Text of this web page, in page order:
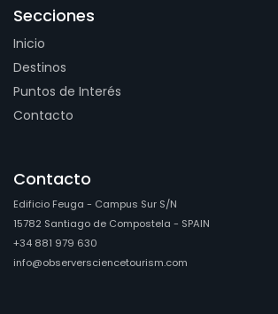
Secciones
Inicio
Destinos
Puntos de Interés
Contacto
Contacto
Edificio Feuga - Campus Sur S/N
15782 Santiago de Compostela - SPAIN
+34 881 979 630
info@observersciencetourism.com